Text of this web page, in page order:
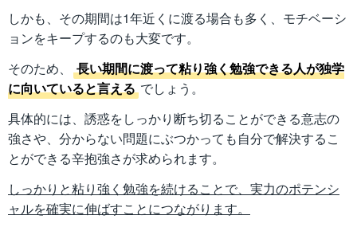
しかも、その期間は1年近くに渡る場合も多く、モチベーシ
ョンをキープするのも大変です。
そのため、
長い期間に渡って粘り強く勉強できる人が独学
に向いていると言える でしょう。
具体的には、誘惑をしっかり断ち切ることができる意志の
強さや、分からない問題にぶつかっても自分で解決するこ
とができる辛抱強さが求められます。
しっかりと粘り強く勉強を続けることで、実力のポテンシ
ャルを確実に伸ばすことにつながります。